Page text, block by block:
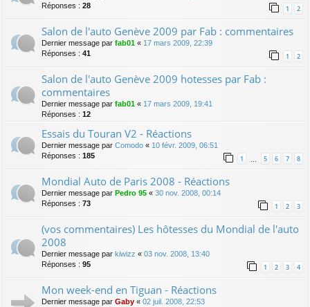
Réponses : 28 1 2
Salon de l'auto Genève 2009 par Fab : commentaires
Dernier message par fab01 « 17 mars 2009, 22:39
Réponses : 41 1 2
Salon de l'auto Genève 2009 hotesses par Fab :
commentaires
Dernier message par fab01 « 17 mars 2009, 19:41
Réponses : 12
Essais du Touran V2 - Réactions
Dernier message par Comodo « 10 févr. 2009, 06:51
Réponses : 185 1 … 5 6 7 8
Mondial Auto de Paris 2008 - Réactions
Dernier message par Pedro 95 « 30 nov. 2008, 00:14
Réponses : 73 1 2 3
(vos commentaires) Les hôtesses du Mondial de l'auto
2008
Dernier message par kiwizz « 03 nov. 2008, 13:40
Réponses : 95 1 2 3 4
Mon week-end en Tiguan - Réactions
Dernier message par Gaby « 02 juil. 2008, 22:53